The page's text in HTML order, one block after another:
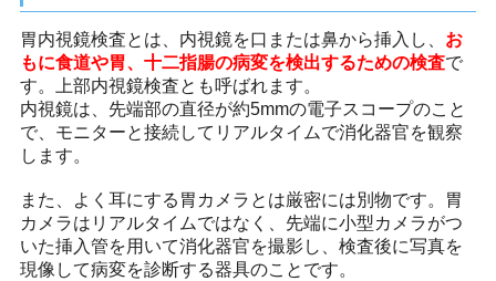
胃内視鏡検査とは、内視鏡を口または鼻から挿入し、 お
もに食道や胃、十二指腸の病変を検出するための検査で
す。上部内視鏡検査とも呼ばれます。
内視鏡は、先端部の直径が約5mmの電子スコープのこと
で、モニターと接続してリアルタイムで消化器官を観察
します。
また、よく耳にする胃カメラとは厳密には別物です。胃
カメラはリアルタイムではなく、先端に小型カメラがつ
いた挿入管を用いて消化器官を撮影し、検査後に写真を
現像して病変を診断する器具のことです。